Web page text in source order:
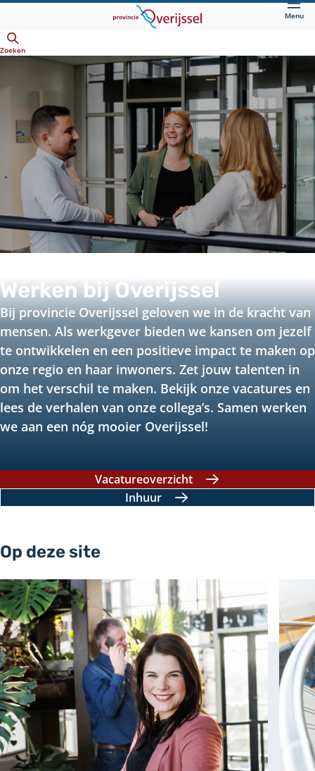
hoofdinhoud
Menu
Zoeken
Werken bij Overijssel
Bij provincie Overijssel geloven we in de kracht van
mensen. Als werkgever bieden we kansen om jezelf
te ontwikkelen en een positieve impact te maken op
onze regio en haar inwoners. Zet jouw talenten in
om het verschil te maken. Bekijk onze vacatures en
lees de verhalen van onze collega’s. Samen werken
we aan een nóg mooier Overijssel!
Vacatureoverzicht
Inhuur
Op deze site